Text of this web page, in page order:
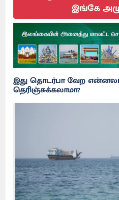
இங்கே
இது தொடர்பா வேற
தெரிஞ்சுக்கலாமா?